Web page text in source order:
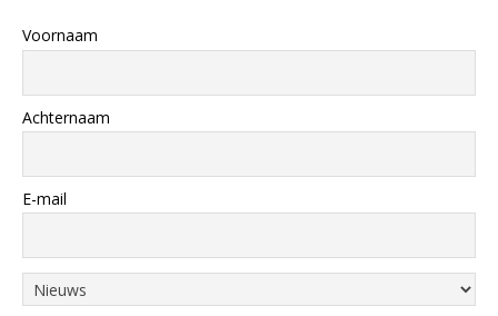
Voornaam
Achternaam
E-mail